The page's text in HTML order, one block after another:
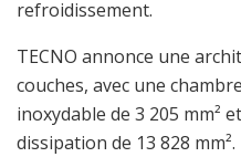
refroidissement.
TECNO annonce une
couches, avec une
inoxydable de 3 205 mm²
dissipation de 13 828 mm².